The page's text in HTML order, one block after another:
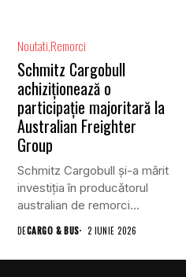
Noutati Remorci
Schmitz Cargobull
achiziționează o
participație majoritară la
Australian Freighter
Group
Schmitz Cargobull și-a mărit
investiția în producătorul
australian de remorci
DECARGO & BUS 2 IUNIE 2026